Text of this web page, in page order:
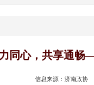
力同心，共享通
信息来源：济南政协